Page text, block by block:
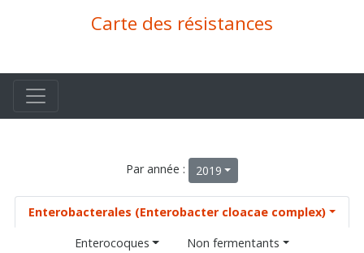
Carte des résistances
Par année : 2019
Enterobacterales (Enterobacter cloacae complex)
Enterocoques
Non fermentants